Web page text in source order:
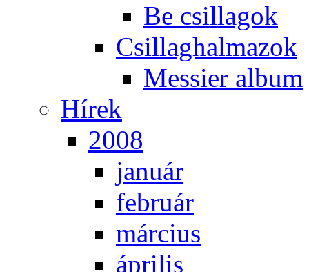
Be csil­la­gok
Csil­lag­hal­ma­zok
Mes­si­er al­bum
Hí­rek
2008
ja­nu­ár
feb­ru­ár
már­ci­us
áp­ri­lis